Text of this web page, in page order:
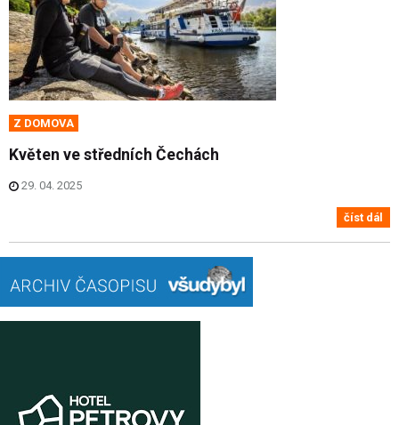
Z DOMOVA
Květen ve středních Čechách
29. 04. 2025
číst dál